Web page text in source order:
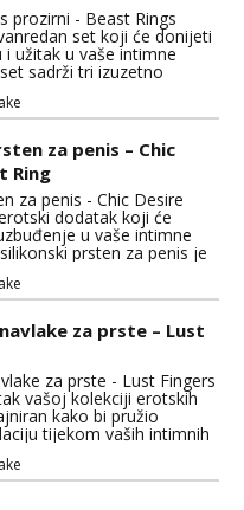
prozirni - Beast Rings
set koji će donijeti
užitak u vaše intimne
sadrži tri izuzetno
bi unaprijedila vašu
i povećala zadovoljstvo
Prsteni za penis su idealni
i duže erekcije. Njihova
oko pen...
za penis – Chic
Ring
za penis - Chic Desire
dodatak koji će
u vaše intimne
prsten za penis je
oba partnera tijekom
Jedan od glavnih
je njegova
koja pruža dodatnu
penetracije, prsten
za prste – Lust
za prste - Lust Fingers
vašoj kolekciji erotskih
kako bi pružio
tijekom vaših intimnih
praktične i svestrane. Ove
su idealne za solo igre ili